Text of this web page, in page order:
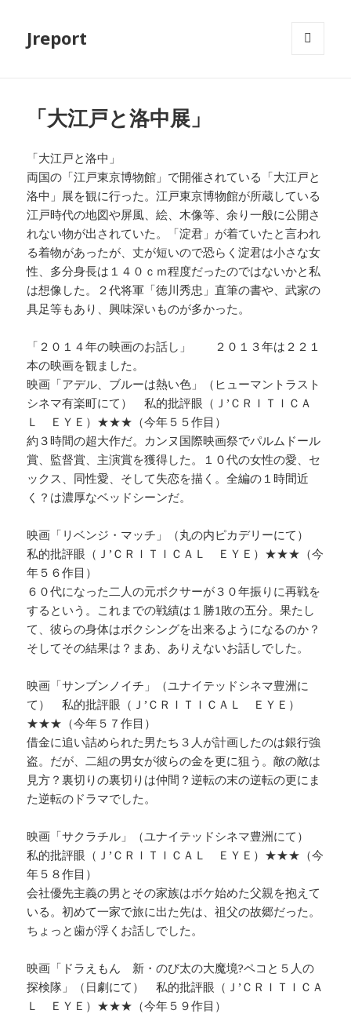
Jreport
「大江戸と洛中展」
「大江戸と洛中」
両国の「江戸東京博物館」で開催されている「大江戸と
洛中」展を観に行った。江戸東京博物館が所蔵している
江戸時代の地図や屏風、絵、木像等、余り一般に公開さ
れない物が出されていた。「淀君」が着ていたと言われ
る着物があったが、丈が短いので恐らく淀君は小さな女
性、多分身長は１４０ｃｍ程度だったのではないかと私
は想像した。２代将軍「徳川秀忠」直筆の書や、武家の
具足等もあり、興味深いものが多かった。
「２０１４年の映画のお話し」 ２０１３年は２２１
本の映画を観ました。
映画「アデル、ブルーは熱い色」（ヒューマントラスト
シネマ有楽町にて） 私的批評眼（Ｊ’ＣＲＩＴＩＣＡ
Ｌ ＥＹＥ）★★★（今年５５作目）
約３時間の超大作だ。カンヌ国際映画祭でパルムドール
賞、監督賞、主演賞を獲得した。１０代の女性の愛、セ
ックス、同性愛、そして失恋を描く。全編の１時間近
く？は濃厚なベッドシーンだ。
映画「リベンジ・マッチ」（丸の内ピカデリーにて）
私的批評眼（Ｊ’ＣＲＩＴＩＣＡＬ ＥＹＥ）★★★（今
年５６作目）
６０代になった二人の元ボクサーが３０年振りに再戦を
するという。これまでの戦績は１勝1敗の五分。果たし
て、彼らの身体はボクシングを出来るようになるのか？
そしてその結果は？まあ、ありえないお話しでした。
映画「サンブンノイチ」（ユナイテッドシネマ豊洲に
て） 私的批評眼（Ｊ’ＣＲＩＴＩＣＡＬ ＥＹＥ）
★★★（今年５７作目）
借金に追い詰められた男たち３人が計画したのは銀行強
盗。だが、二組の男女が彼らの金を更に狙う。敵の敵は
見方？裏切りの裏切りは仲間？逆転の末の逆転の更にま
た逆転のドラマでした。
映画「サクラチル」（ユナイテッドシネマ豊洲にて）
私的批評眼（Ｊ’ＣＲＩＴＩＣＡＬ ＥＹＥ）★★★（今
年５８作目）
会社優先主義の男とその家族はボケ始めた父親を抱えて
いる。初めて一家で旅に出た先は、祖父の故郷だった。
ちょっと歯が浮くお話しでした。
映画「ドラえもん 新・のび太の大魔境?ペコと５人の
探検隊」（日劇にて） 私的批評眼（Ｊ’ＣＲＩＴＩＣＡ
Ｌ ＥＹＥ）★★★（今年５９作目）